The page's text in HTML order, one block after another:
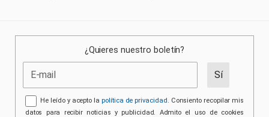
¿Quieres nuestro boletín?
He leído y acepto lapolítica de privacidad. Consiento recopilar mis
datos para recibir noticias y publicidad. Admito el uso de cookies